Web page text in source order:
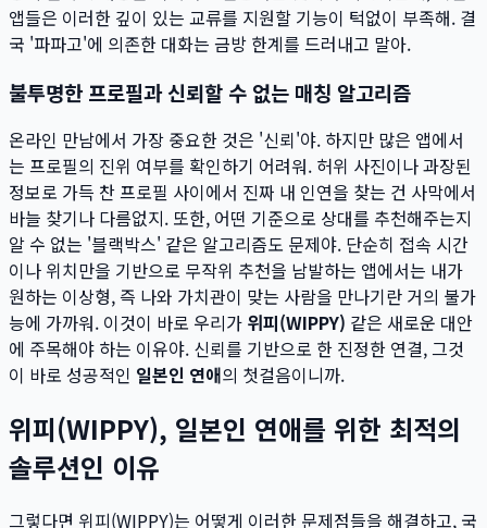
앱들은 이러한 깊이 있는 교류를 지원할 기능이 턱없이 부족해. 결
국 '파파고'에 의존한 대화는 금방 한계를 드러내고 말아.
불투명한 프로필과 신뢰할 수 없는 매칭 알고리즘
온라인 만남에서 가장 중요한 것은 '신뢰'야. 하지만 많은 앱에서
는 프로필의 진위 여부를 확인하기 어려워. 허위 사진이나 과장된
정보로 가득 찬 프로필 사이에서 진짜 내 인연을 찾는 건 사막에서
바늘 찾기나 다름없지. 또한, 어떤 기준으로 상대를 추천해주는지
알 수 없는 '블랙박스' 같은 알고리즘도 문제야. 단순히 접속 시간
이나 위치만을 기반으로 무작위 추천을 남발하는 앱에서는 내가
원하는 이상형, 즉 나와 가치관이 맞는 사람을 만나기란 거의 불가
능에 가까워. 이것이 바로 우리가 위피(WIPPY) 같은 새로운 대안
에 주목해야 하는 이유야. 신뢰를 기반으로 한 진정한 연결, 그것
이 바로 성공적인 일본인 연애의 첫걸음이니까.
위피(WIPPY), 일본인 연애를 위한 최적의
솔루션인 이유
그렇다면 위피(WIPPY)는 어떻게 이러한 문제점들을 해결하고, 국